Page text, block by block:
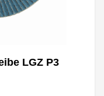
LGZ P3